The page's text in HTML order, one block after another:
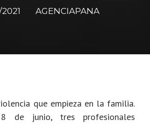
AGENCIAPANA
que empieza en la familia.
de junio, tres profesionales